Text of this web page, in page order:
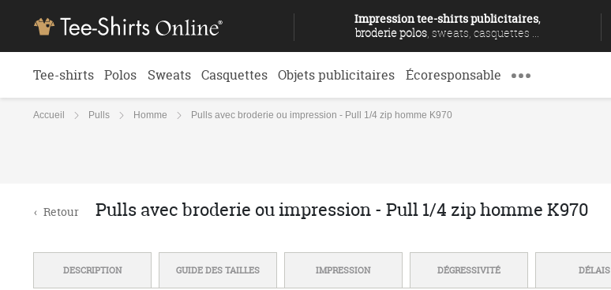
Impression tee-shirts publicitaires,
broderie polos , sweats, casquettes ...
Tee-shirts Polos Sweats Casquettes Objets publicitaires Écoresponsable
Accueil Pulls Homme Pulls avec broderie ou impression - Pull 1/4 zip homme K970
‹ Retour Pulls avec broderie ou impression - Pull 1/4 zip homme K970
DESCRIPTION GUIDE DES TAILLES IMPRESSION DÉGRESSIVITÉ DÉLAIS